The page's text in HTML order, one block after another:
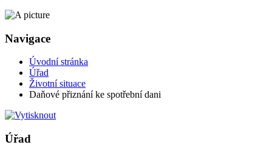
Navigace
Úvodní stránka
Úřad
Životní situace
Daňové přiznání ke spotřební dani
Úřad